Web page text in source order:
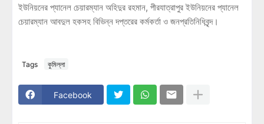
ইউনিয়নের প্যানেল চেয়ারম্যান অহিদুর রহমান, পীরযাত্রাপুর ইউনিয়নের প্যানেল
চেয়ারম্যান আবদুল হকসহ বিভিন্ন দপ্তরের কর্মকর্তা ও জনপ্রতিনিধিবৃন্দ।
Tags কুমিল্লা
Facebook